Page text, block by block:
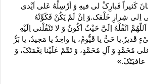
کَثیراً فَبارِکْ لی فیهِ وَ أرْسِلْهُ عَلی اَیْدی
اِلی شِرارِ خَلْقک.وَ اِنْ لَمْ یَکُنْ فَکَوِّنْهُ
انْقُلْهُ اِلَیََّ حَیْثُ اَکُونُ وَ لا تَنْقُلْنی اِلَیْهِ
حَیُّ یا قَیُّومُ، یا واحِدُ یا مَجیدُ، یا بَرُّ
مُحَمَّدٍ وَ آلِ مُحَمَّدٍ، وَ تَمِّمْ عَلَیْنا نِعْمَتَکَ، وَ
عافیَتَکَ.»